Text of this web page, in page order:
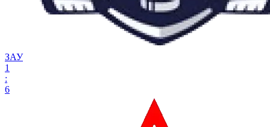
ЗАУ
1
:
6